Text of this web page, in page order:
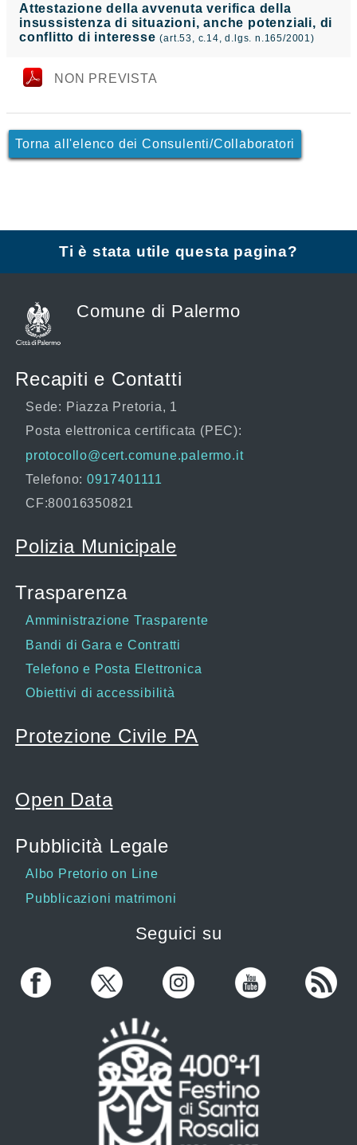
Attestazione della avvenuta verifica della
insussistenza di situazioni, anche potenziali, di
conflitto di interesse(art.53, c.14, d.lgs. n.165/2001)
NON PREVISTA
Torna all'elenco dei Consulenti/Collaboratori
Ti è stata utile questa pagina?
Comune di Palermo
Recapiti e Contatti
Sede: Piazza Pretoria, 1
Posta elettronica certificata (PEC):
protocollo@cert.comune.palermo.it
Telefono: 0917401111
CF:80016350821
Polizia Municipale
Trasparenza
Amministrazione Trasparente
Bandi di Gara e Contratti
Telefono e Posta Elettronica
Obiettivi di accessibilità
Protezione Civile PA
Open Data
Pubblicità Legale
Albo Pretorio on Line
Pubblicazioni matrimoni
Seguici su